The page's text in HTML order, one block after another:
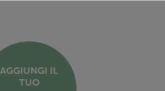
AGGIUNGI IL
TUO